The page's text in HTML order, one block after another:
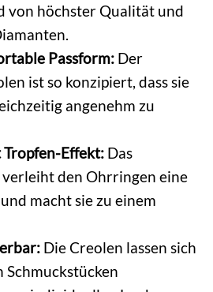
von höchster Qualität und
Passform: Der
ist so konzipiert, dass sie
angenehm zu
Tropfen-Effekt: Das
den Ohrringen eine
macht sie zu einem
Die Creolen lassen sich